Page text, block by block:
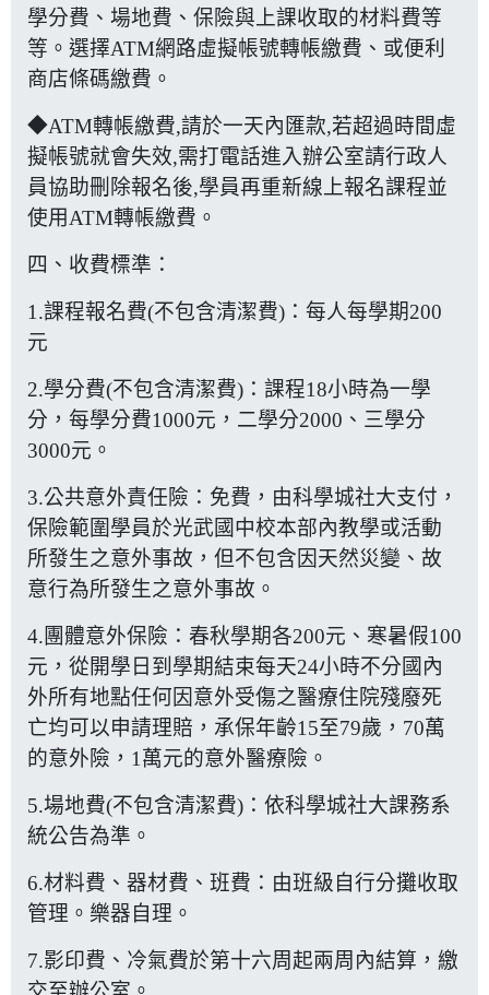
學分費、場地費、保險與上課收取的材料費等
等。選擇ATM網路虛擬帳號轉帳繳費、或便利
商店條碼繳費。
◆ATM轉帳繳費,請於一天內匯款,若超過時間虛
擬帳號就會失效,需打電話進入辦公室請行政人
員協助刪除報名後,學員再重新線上報名課程並
使用ATM轉帳繳費。
四、收費標準：
1.課程報名費(不包含清潔費)：每人每學期200
元
2.學分費(不包含清潔費)：課程18小時為一學
分，每學分費1000元，二學分2000、三學分
3000元。
3.公共意外責任險：免費，由科學城社大支付，
保險範圍學員於光武國中校本部內教學或活動
所發生之意外事故，但不包含因天然災變、故
意行為所發生之意外事故。
4.團體意外保險：春秋學期各200元、寒暑假100
元，從開學日到學期結束每天24小時不分國內
外所有地點任何因意外受傷之醫療住院殘廢死
亡均可以申請理賠，承保年齡15至79歲，70萬
的意外險，1萬元的意外醫療險。
5.場地費(不包含清潔費)：依科學城社大課務系
統公告為準。
6.材料費、器材費、班費：由班級自行分攤收取
管理。樂器自理。
7.影印費、冷氣費於第十六周起兩周內結算，繳